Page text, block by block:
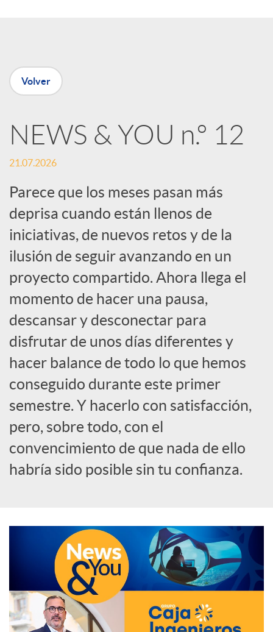
e
R
e
d
e
s
S
o
c
i
l
e
s
Volver
NEWS & YOU n.º 12
21.07.2026
Parece que los meses pasan más
deprisa cuando están llenos de
iniciativas, de nuevos retos y de la
ilusión de seguir avanzando en un
proyecto compartido. Ahora llega el
momento de hacer una pausa,
descansar y desconectar para
disfrutar de unos días diferentes y
hacer balance de todo lo que hemos
conseguido durante este primer
semestre. Y hacerlo con satisfacción,
pero, sobre todo, con el
convencimiento de que nada de ello
habría sido posible sin tu confianza.